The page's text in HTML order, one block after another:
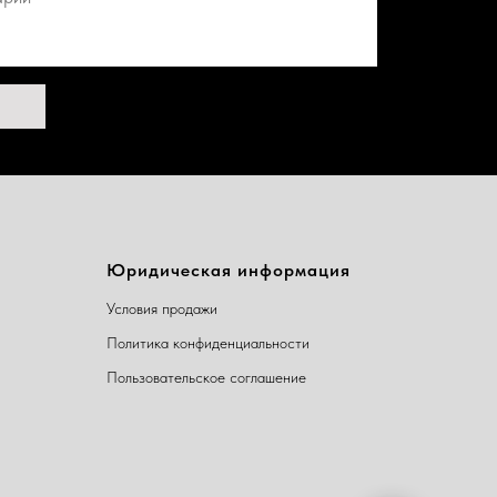
Юридическая информация
Условия продажи
Политика конфиденциальности
Пользовательское соглашение